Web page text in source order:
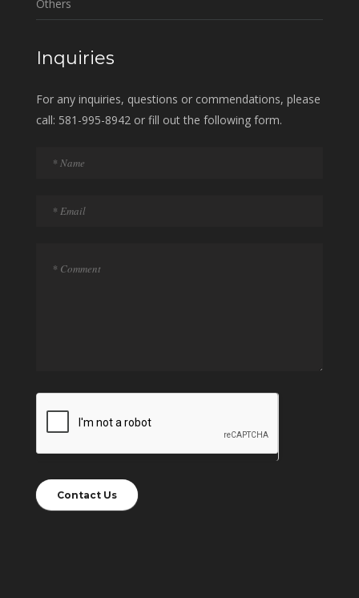
Others
Inquiries
For any inquiries, questions or commendations, please
call: 581-995-8942 or fill out the following form.